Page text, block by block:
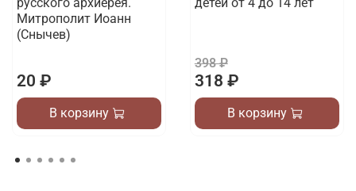
русского архиерея.
Митрополит Иоанн
(Снычев)
20 ₽
В корзину
детей от 4 до 14 лет
398 ₽
318 ₽
В корзину